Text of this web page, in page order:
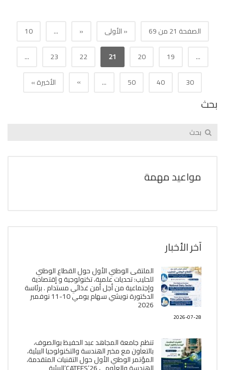
الصفحة 21 من 69 « الأولى «
...
10
...
19
20
21
22
23
...
30
40
50
...
» الأخيرة »
بحث
مواعيد مهمة
آخر الأخبار
الملتقى الوطني الأول حول القطاع الوطني
للحليب: تحديات علمية، تكنولوجية و إقتصادية
وإجتماعية من أجل أمن غذائي مستدام . برئاسة
الدكتورة نويشي سهام يومي 10-11 نوفمبر
2026
2026-07-28
تنظم جامعة المجاهد عبد الحفيظ بوالصوف،
بالتعاون مع مخبر الھندسة والتكنولوجيا البیئیة،
المؤتمر الوطني الأول حول التقنيات المتقدمة،